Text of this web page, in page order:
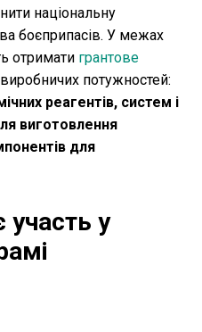
національну
боєприпасів. У межах
отримати грантове
потужностей:
реагентів, систем і
виготовлення
для
у